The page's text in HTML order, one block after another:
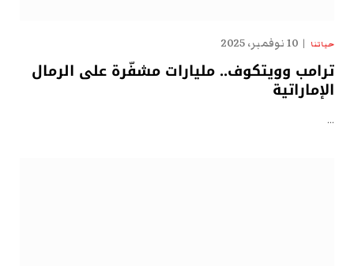
حياتنا 10 نوفمبر، 2025
ترامب وويتكوف.. مليارات مشفّرة على الرمال
الإماراتية
…